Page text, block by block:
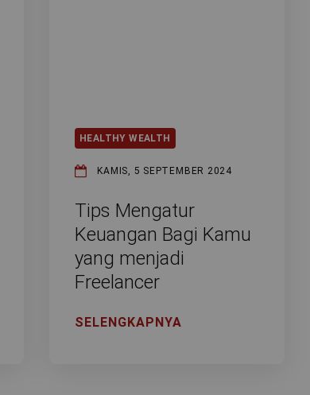
HEALTHY WEALTH
KAMIS, 5 SEPTEMBER 2024
Tips Mengatur
Keuangan Bagi Kamu
yang menjadi
Freelancer
SELENGKAPNYA